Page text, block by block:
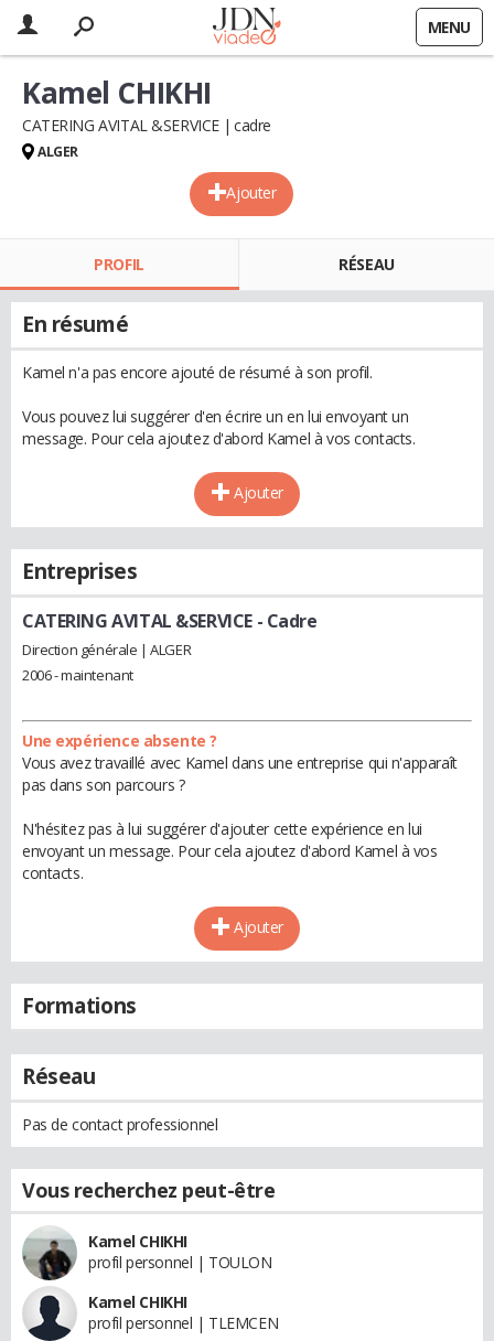
MENU
Ajouter
Kamel CHIKHI
CATERING AVITAL &SERVICE cadre
ALGER
PROFIL RÉSEAU
En résumé
Kamel n'a pas encore ajouté de résumé à son profil.
Vous pouvez lui suggérer d'en écrire un en lui envoyant un
message. Pour cela ajoutez d'abord Kamel à vos contacts.
Ajouter
Entreprises
CATERING AVITAL &SERVICE- Cadre
Direction générale | ALGER
2006 - maintenant
Une expérience absente ?
Vous avez travaillé avec Kamel dans une entreprise qui n'apparaît
pas dans son parcours ?
N'hésitez pas à lui suggérer d'ajouter cette expérience en lui
envoyant un message. Pour cela ajoutez d'abord Kamel à vos
contacts.
Ajouter
Formations
Réseau
Pas de contact professionnel
Vous recherchez peut-être
Kamel CHIKHI
profil personnel | TOULON
Kamel CHIKHI
profil personnel | TLEMCEN